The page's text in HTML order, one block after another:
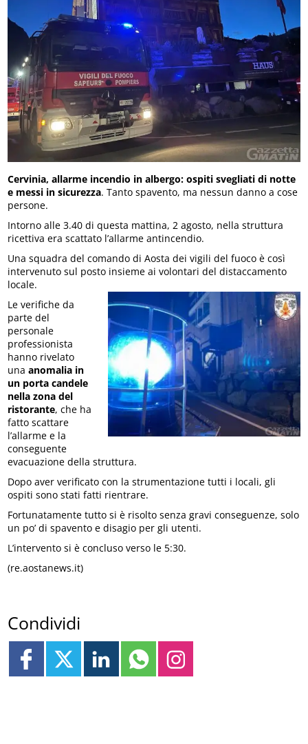
Cervinia, allarme incendio in albergo: ospiti svegliati di notte
e messi in sicurezza. Tanto spavento, ma nessun danno a cose
persone.
Intorno alle 3.40 di questa mattina, 2 agosto, nella struttura
ricettiva era scattato l’allarme antincendio.
Una squadra del comando di Aosta dei vigili del fuoco è così
intervenuto sul posto insieme ai volontari del distaccamento
locale.
Le verifiche da
parte del
personale
professionista
hanno rivelato
unaanomalia in
un porta candele
nella zona del
ristorante, che ha
fatto scattare
l’allarme e la
conseguente
evacuazione della struttura.
Dopo aver verificato con la strumentazione tutti i locali, gli
ospiti sono stati fatti rientrare.
Fortunatamente tutto si è risolto senza gravi conseguenze, solo
un po’ di spavento e disagio per gli utenti.
L’intervento si è concluso verso le 5:30.
(re.aostanews.it)
Condividi